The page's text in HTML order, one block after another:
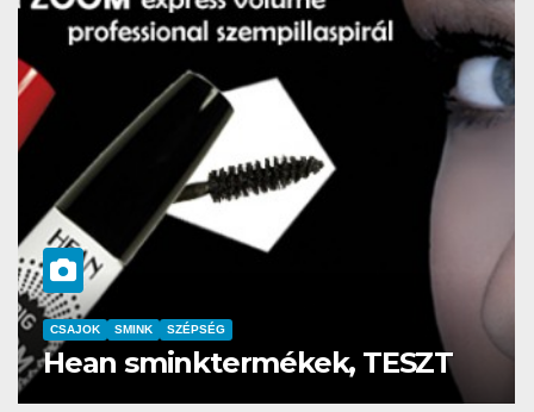
CSAJOK
Szemöldök laminálás-az meg
mi?